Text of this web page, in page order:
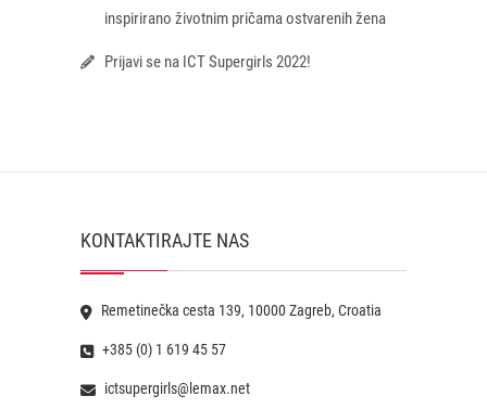
inspirirano životnim pričama ostvarenih žena
Prijavi se na ICT Supergirls 2022!
KONTAKTIRAJTE NAS
Remetinečka cesta 139, 10000 Zagreb, Croatia
+385 (0) 1 619 45 57
ictsupergirls@lemax.net